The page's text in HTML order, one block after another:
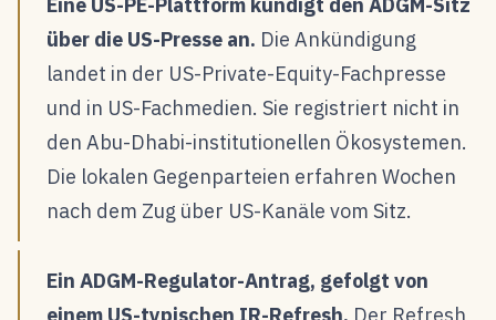
über die US-Presse an. Die Ankündigung
landet in der US-Private-Equity-Fachpresse
und in US-Fachmedien. Sie registriert nicht in
den Abu-Dhabi-institutionellen Ökosystemen.
Die lokalen Gegenparteien erfahren Wochen
nach dem Zug über US-Kanäle vom Sitz.
Ein ADGM-Regulator-Antrag, gefolgt von